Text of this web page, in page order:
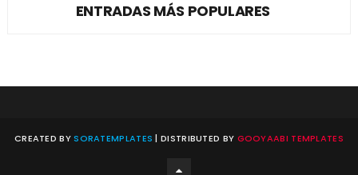
ENTRADAS MÁS POPULARES
CREATED BYSORATEMPLATES | DISTRIBUTED BY GOOYAABI TEMPLATES